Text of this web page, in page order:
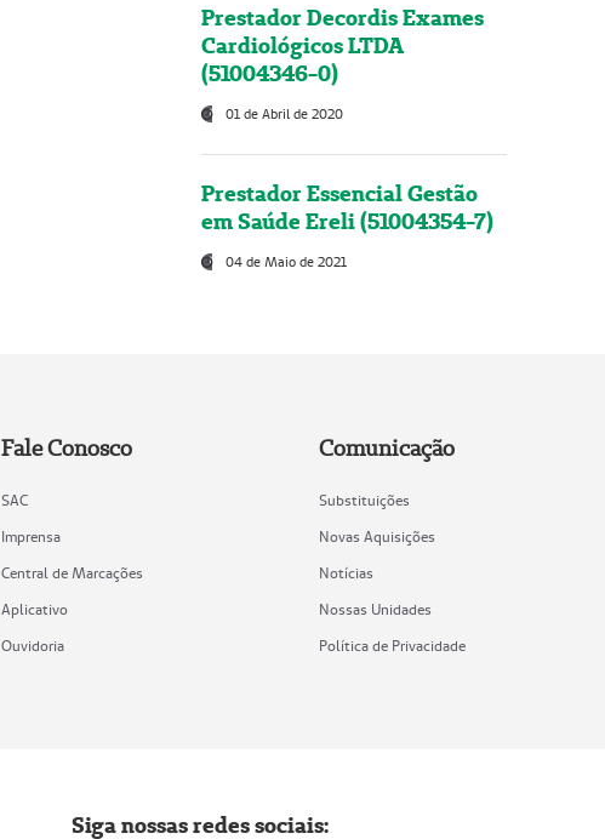
Prestador Decordis Exames
Cardiológicos LTDA
(51004346-0)
01 de Abril de 2020
Prestador Essencial Gestão
em Saúde Ereli (51004354-7)
04 de Maio de 2021
Fale Conosco
SAC
Imprensa
Central de Marcações
Aplicativo
Ouvidoria
Comunicação
Substituições
Novas Aquisições
Notícias
Nossas Unidades
Política de Privacidade
Siga nossas redes sociais: